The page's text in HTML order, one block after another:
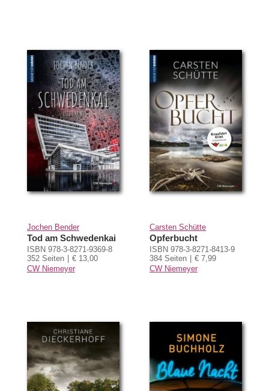
Jochen Bender
Tod am Schwedenkai
ISBN 978-3-8271-9369-8
352 Seiten
€ 13,00
CW Niemeyer
Carsten Schütte
Opferbucht
ISBN 978-3-8271-8413-9
384 Seiten
€ 7,99
CW Niemeyer